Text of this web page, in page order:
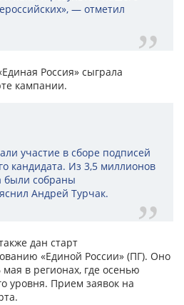
— отметил
Россия» сыграла
кампании.
участие в сборе подписей
кандидата. Из 3,5 миллионов
были собраны
Андрей Турчак.
дан старт
«Единой России» (ПГ). Оно
в регионах, где осенью
уровня. Прием заявок на